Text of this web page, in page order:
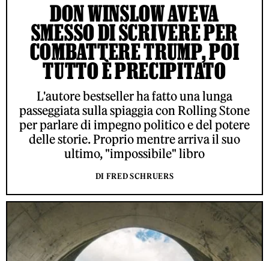
DON WINSLOW AVEVA
SMESSO DI SCRIVERE PER
COMBATTERE TRUMP, POI
TUTTO È PRECIPITATO
L'autore bestseller ha fatto una lunga
passeggiata sulla spiaggia con Rolling Stone
per parlare di impegno politico e del potere
delle storie. Proprio mentre arriva il suo
ultimo, "impossibile" libro
DI FRED SCHRUERS